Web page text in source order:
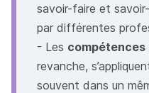
savoir-faire et
par différentes
- Les
revanche,
souvent dans un